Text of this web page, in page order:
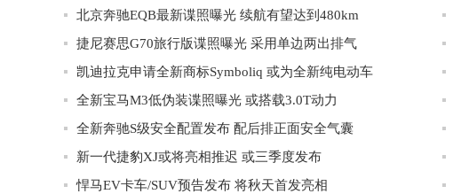
北京奔驰EQB最新谍照曝光 续航有望达到480km
捷尼赛思G70旅行版谍照曝光 采用单边两出排气
凯迪拉克申请全新商标Symboliq 或为全新纯电动车
全新宝马M3低伪装谍照曝光 或搭载3.0T动力
全新奔驰S级安全配置发布 配后排正面安全气囊
新一代捷豹XJ或将亮相推迟 或三季度发布
悍马EV卡车/SUV预告发布 将秋天首发亮相